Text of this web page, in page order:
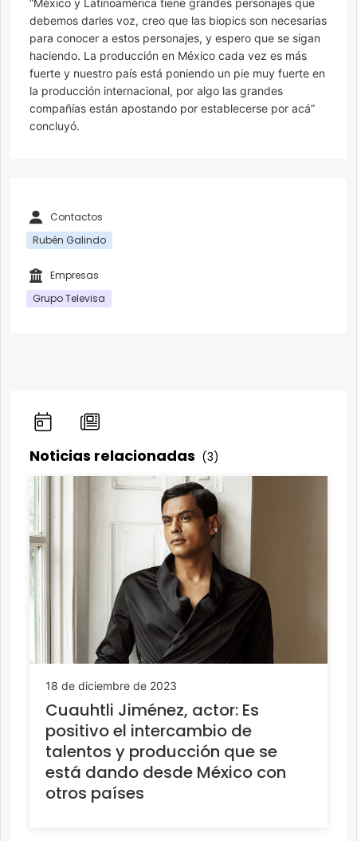
“México y Latinoamérica tiene grandes personajes que
debemos darles voz, creo que las biopics son necesarias
para conocer a estos personajes, y espero que se sigan
haciendo. La producción en México cada vez es más
fuerte y nuestro país está poniendo un pie muy fuerte en
la producción internacional, por algo las grandes
compañías están apostando por establecerse por acá”
concluyó.
Contactos
Rubén Galindo
Empresas
Grupo Televisa
Noticias relacionadas (3)
18 de diciembre de 2023
Cuauhtli Jiménez, actor: Es
positivo el intercambio de
talentos y producción que se
está dando desde México con
otros países